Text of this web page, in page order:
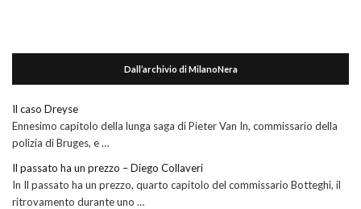
Dall’archivio di MilanoNera
Il caso Dreyse
Ennesimo capitolo della lunga saga di Pieter Van In, commissario della
polizia di Bruges, e …
Il passato ha un prezzo – Diego Collaveri
In Il passato ha un prezzo, quarto capitolo del commissario Botteghi, il
ritrovamento durante uno …